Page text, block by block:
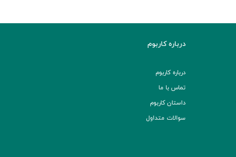
درباره کاربوم
درباره کاربوم
تماس با ما
داستان کاربوم
سوالات متداول